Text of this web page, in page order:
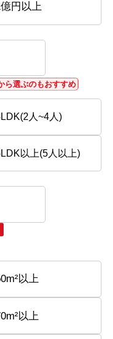
円以上
ら選ぶのもおすすめ
人~4人)
以上(5人以上)
以上
以上